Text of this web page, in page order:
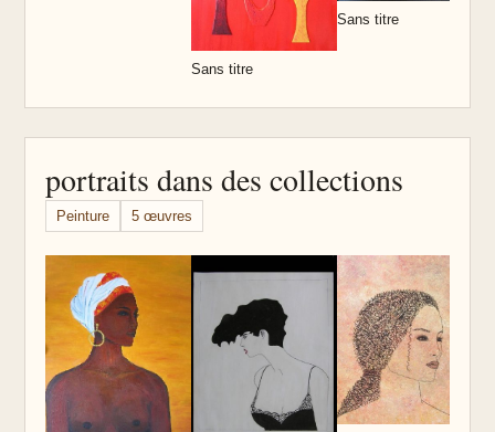
Sans titre
Sans titre
portraits dans des collections
Peinture 5 œuvres